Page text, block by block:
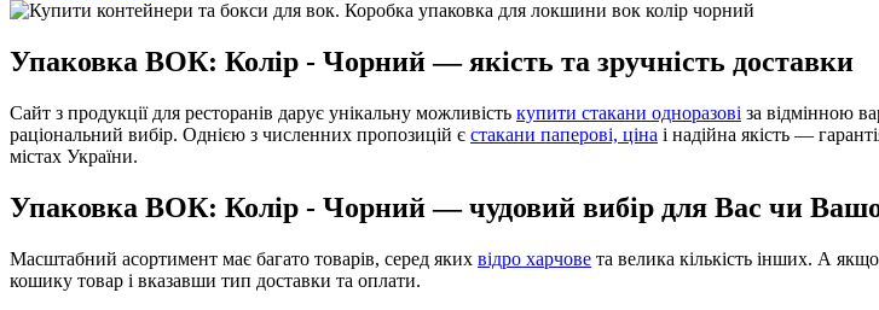
Упаковка ВОК: Колір - Чорний — якість та зручність доставки
Сайт з продукції для ресторанів дарує унікальну можливість купити стакани одноразові за відмінною
раціональний вибір. Однією з численних пропозицій є стакани паперові, ціна і надійна якість —
містах України.
Упаковка ВОК: Колір - Чорний — чудовий вибір для Вас чи
Масштабний асортимент має багато товарів, серед яких відро харчове та велика кількість інших. А
кошику товар і вказавши тип доставки та оплати.